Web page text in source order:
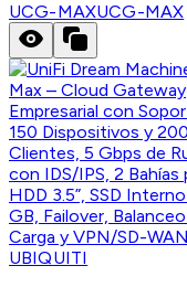
UCG-MAXUCG-MAX
UBIQUITI